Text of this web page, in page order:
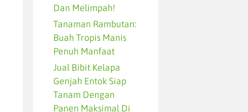
Dan Melimpah!
Tanaman Rambutan:
Buah Tropis Manis
Penuh Manfaat
Jual Bibit Kelapa
Genjah Entok Siap
Tanam Dengan
Panen Maksimal Di